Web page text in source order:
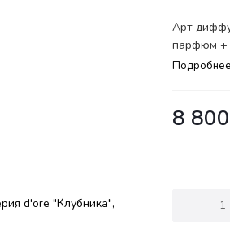
Арт
парфюм +
Подробнее
8 800